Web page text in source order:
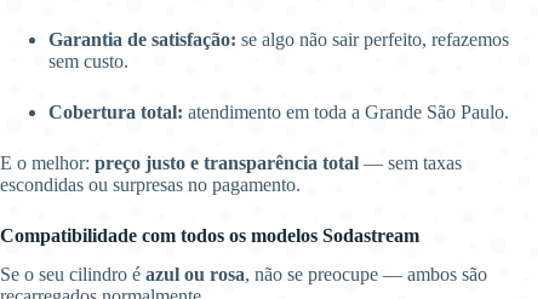
Garantia de satisfação: se algo não sair perfeito, refazemos
sem custo.
Cobertura total: atendimento em toda a Grande São Paulo.
E o melhor: preço justo e transparência total — sem taxas
escondidas ou surpresas no pagamento.
Compatibilidade com todos os modelos Sodastream
Se o seu cilindro é azul ou rosa, não se preocupe — ambos são